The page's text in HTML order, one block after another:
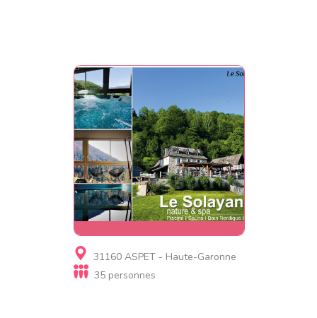
Gite, Gite de luxe
Le Solayan Nature & Spa
31160 ASPET - Haute-Garonne
35 personnes